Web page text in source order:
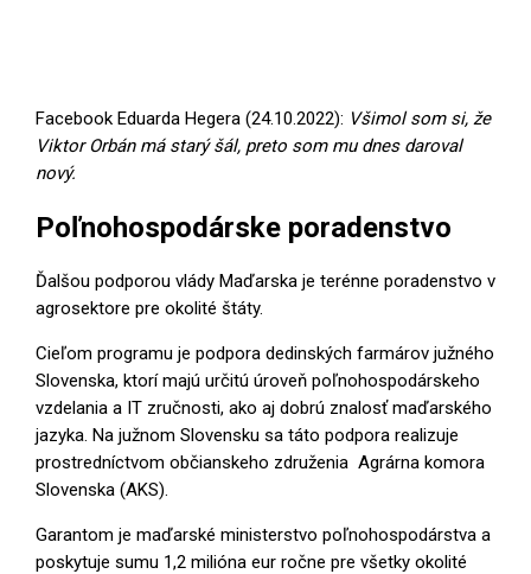
Facebook Eduarda Hegera (24.10.2022): Všimol som si, že
Viktor Orbán má starý šál, preto som mu dnes daroval
nový.
Poľnohospodárske poradenstvo
Ďalšou podporou vlády Maďarska je terénne poradenstvo v
agrosektore pre okolité štáty.
Cieľom programu je podpora dedinských farmárov južného
Slovenska, ktorí majú určitú úroveň poľnohospodárskeho
vzdelania a IT zručnosti, ako aj dobrú znalosť maďarského
jazyka. Na južnom Slovensku sa táto podpora realizuje
prostredníctvom občianskeho združenia Agrárna komora
Slovenska (AKS).
Garantom je maďarské ministerstvo poľnohospodárstva a
poskytuje sumu 1,2 milióna eur ročne pre všetky okolité